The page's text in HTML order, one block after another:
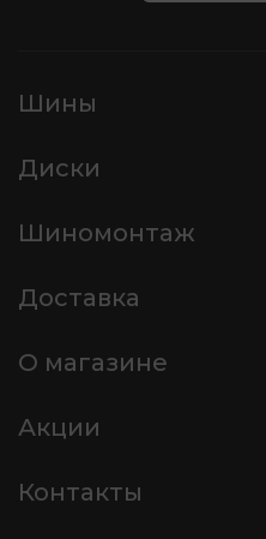
Шины
Диски
Шиномонтаж
Доставка
О магазине
Акции
Контакты